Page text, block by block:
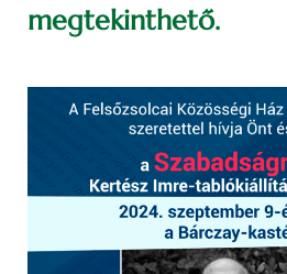
megtekinthető.